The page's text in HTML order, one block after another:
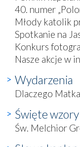
40. numer
Młody katolik
Spotkanie na
Konkurs
Nasze akcje w
Wydarzenia
Dlaczego
Święte wzory
Św. Melchior